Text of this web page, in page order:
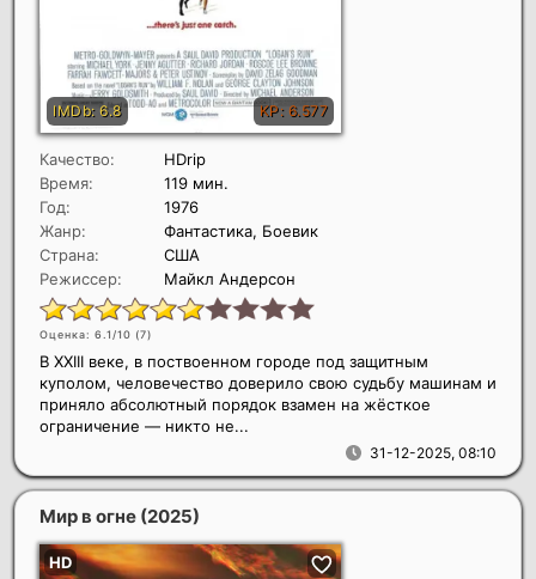
Качество:
HDrip
Время:
119 мин.
Год:
1976
Жанр:
Фантастика, Боевик
Страна:
США
Режиссер:
Майкл Андерсон
Оценка: 6.1/10 (7)
31-12-2025, 08:10
В XXIII веке, в поствоенном городе под защитным
куполом, человечество доверило свою судьбу машинам и
приняло абсолютный порядок взамен на жёсткое
ограничение — никто не...
Мир в огне (2025)